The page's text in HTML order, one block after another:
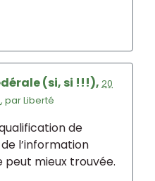
(si, si !!!), 20
, parLiberté
de
l’information
peut mieux trouvée.